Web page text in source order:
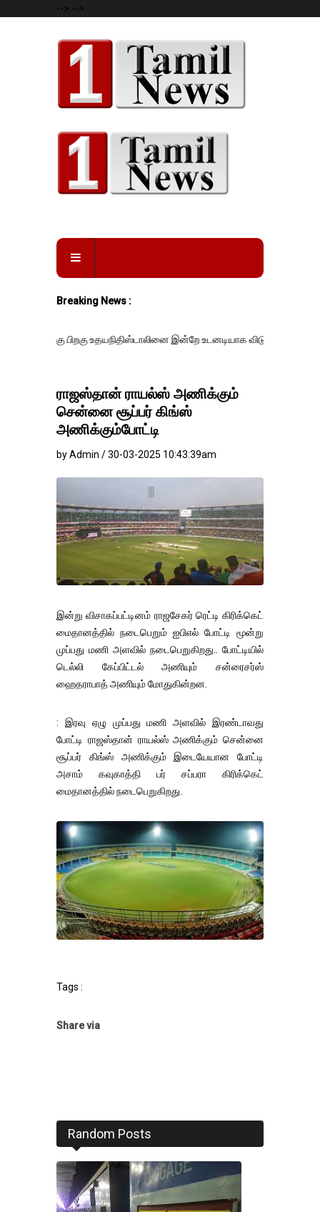
--> -->
Breaking News :
உதயநிதிஸ்டாலினை இன்றே உடனடியாக விடுவிக்கப்பட வேண்.
ராஜஸ்தான் ராயல்ஸ் அணிக்கும்
சென்னை சூப்பர் கிங்ஸ்
அணிக்கும்போட்டி
by Admin / 30-03-2025 10:43:39am
இன்று விசாகப்பட்டினம் ராஜசேகர் ரெட்டி கிரிக்கெட்
மைதானத்தில் நடைபெறும் ஐபிஎல் போட்டி மூன்று
முப்பது மணி அளவில் நடைபெறுகிறது.. போட்டியில்
டெல்லி கேப்பிட்டல் அணியும் சன்ரைசர்ஸ்
ஹைதராபாத் அணியும் மோதுகின்றன.
: இரவு ஏழு முப்பது மணி அளவில் இரண்டாவது
போட்டி ராஜஸ்தான் ராயல்ஸ் அணிக்கும் சென்னை
சூப்பர் கிங்ஸ் அணிக்கும் இடையேயான போட்டி
அசாம் கவுகாத்தி பர் சப்பரா கிரிக்கெட்
மைதானத்தில் நடைபெறுகிறது.
Tags :
Share via
Random Posts